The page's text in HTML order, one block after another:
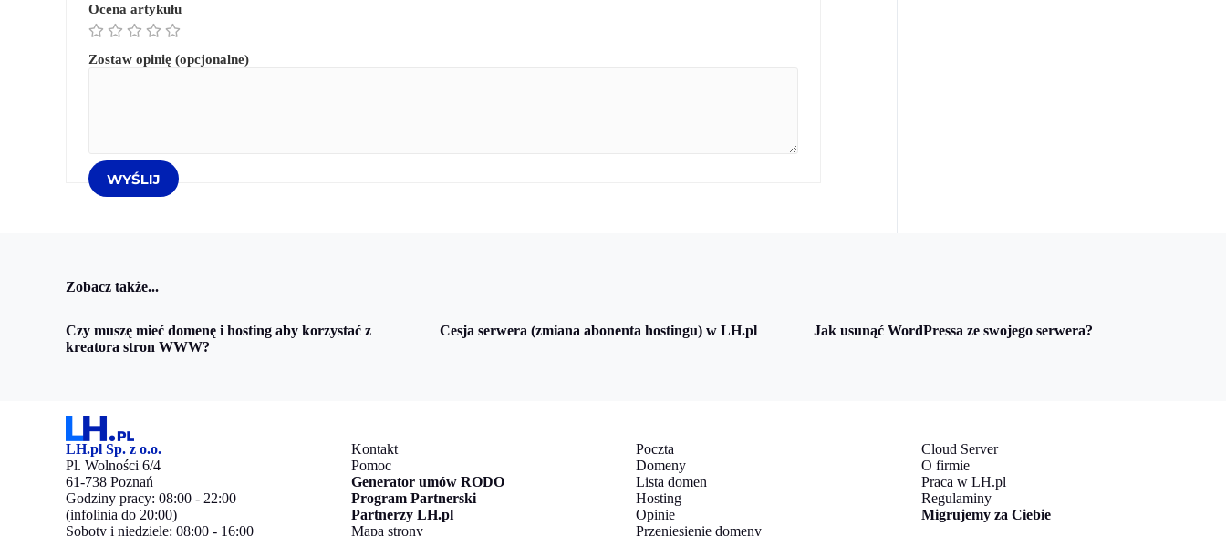
Ocena artykułu
Zostaw opinię (opcjonalne)
Zobacz także...
Czy muszę mieć domenę i hosting aby korzystać z
kreatora stron WWW?
Cesja serwera (zmiana abonenta hostingu) w LH.pl Jak usunąć WordPressa ze swojego serwera?
LH.pl Sp. z o.o.
Pl. Wolności 6/4
61-738 Poznań
Godziny pracy: 08:00 - 22:00
(infolinia do 20:00)
Soboty i niedziele: 08:00 - 16:00
Kontakt
Pomoc
Generator umów RODO
Program Partnerski
Partnerzy LH.pl
Mapa strony
Poczta
Domeny
Lista domen
Hosting
Opinie
Przeniesienie domeny
Cloud Server
O firmie
Praca w LH.pl
Regulaminy
Migrujemy za Ciebie